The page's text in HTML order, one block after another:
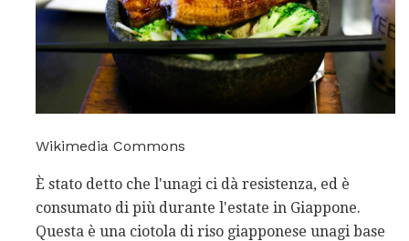
Wikimedia Commons
È stato detto che l'unagi ci dà resistenza, ed è
consumato di più durante l'estate in Giappone.
Questa è una ciotola di riso giapponese unagi base